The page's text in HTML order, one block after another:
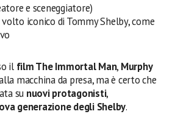
e sceneggiatore)
volto iconico di Tommy Shelby, come
il film The Immortal Man, Murphy
macchina da presa, ma è certo che
su nuovi protagonisti,
generazione degli Shelby.